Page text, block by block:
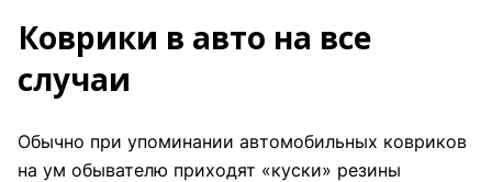
Коврики в авто на все
случаи
Обычно при упоминании автомобильных ковриков
на ум обывателю приходят «куски» резины